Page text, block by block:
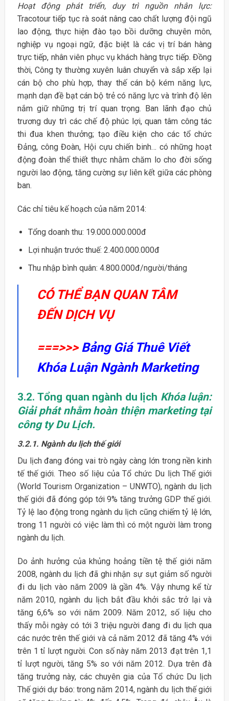
Hoạt động phát triển, duy trì nguồn nhân lực:
Tracotour tiếp tục rà soát nâng cao chất lượng đội ngũ
lao động, thực hiện đào tạo bồi dưỡng chuyên môn,
nghiệp vụ ngoại ngữ, đặc biệt là các vị trí bán hàng
trực tiếp, nhân viên phục vụ khách hàng trực tiếp. Đồng
thời, Công ty thường xuyên luân chuyển và sắp xếp lại
cán bộ cho phù hợp, thay thế cán bộ kém năng lực,
mạnh dạn đề bạt cán bộ trẻ có năng lực và trình độ lên
nắm giữ những trị trí quan trọng. Ban lãnh đạo chủ
trương duy trì các chế độ phúc lợi, quan tâm công tác
thi đua khen thưởng; tạo điều kiện cho các tổ chức
Đảng, công Đoàn, Hội cựu chiến binh… có những hoạt
động đoàn thể thiết thực nhằm chăm lo cho đời sống
người lao động, tăng cường sự liên kết giữa các phòng
ban.
Các chỉ tiêu kế hoạch của năm 2014:
Tổng doanh thu: 19.000.000.000đ
Lợi nhuận trước thuế: 2.400.000.000đ
Thu nhập bình quân: 4.800.000đ/người/tháng
CÓ THỂ BẠN QUAN TÂM
ĐẾN DỊCH VỤ
===>>>Bảng Giá Thuê Viết
Khóa Luận Ngành Marketing
3.2. Tổng quan ngành du lịch Khóa luận:
Giải phát nhằm hoàn thiện marketing tại
công ty Du Lịch.
3.2.1. Ngành du lịch thế giới
Du lịch đang đóng vai trò ngày càng lớn trong nền kinh
tế thế giới. Theo số liệu của Tổ chức Du lịch Thế giới
(World Tourism Organization – UNWTO), ngành du lịch
thế giới đã đóng góp tới 9% tăng trưởng GDP thế giới.
Tỷ lệ lao động trong ngành du lịch cũng chiếm tỷ lệ lớn,
trong 11 người có việc làm thì có một người làm trong
ngành du lịch.
Do ảnh hưởng của khủng hoảng tiền tệ thế giới năm
2008, ngành du lịch đã ghi nhận sự sụt giảm số người
đi du lịch vào năm 2009 là gần 4%. Vậy nhưng kể từ
năm 2010, ngành du lịch bắt đầu khởi sắc trở lại và
tăng 6,6% so với năm 2009. Năm 2012, số liệu cho
thấy mỗi ngày có tới 3 triệu người đang đi du lịch qua
các nước trên thế giới và cả năm 2012 đã tăng 4% với
trên 1 tỉ lượt người. Con số này năm 2013 đạt trên 1,1
tỉ lượt người, tăng 5% so với năm 2012. Dựa trên đà
tăng trưởng này, các chuyên gia của Tổ chức Du lịch
Thế giới dự báo: trong năm 2014, ngành du lịch thế giới